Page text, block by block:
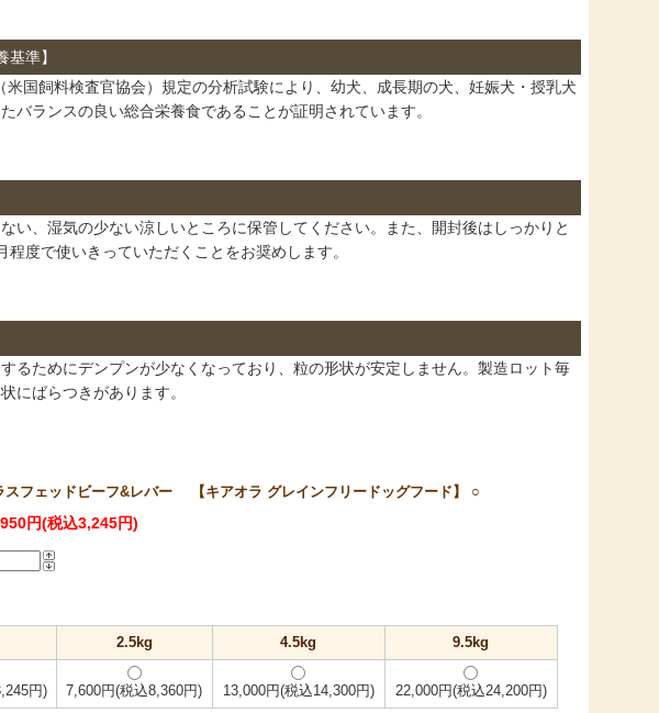
基準】
米国飼料検査官協会）規定の分析試験により、幼犬、成長期の犬、妊娠犬・授乳犬
バランスの良い総合栄養食であることが証明されています。
い、湿気の少ない涼しいところに保管してください。また、開封後はしっかりと
程度で使いきっていただくことをお奨めします。
るためにデンプンが少なくなっており、粒の形状が安定しません。製造ロット毎
にばらつきがあります。
フェッドビーフ&レバー 【キアオラ グレインフリードッグフード】 ○
円(税込3,245円)
2.5kg 4.5kg 9.5kg
円) 7,600円(税込8,360円) 13,000円(税込14,300円) 22,000円(税込24,200円)